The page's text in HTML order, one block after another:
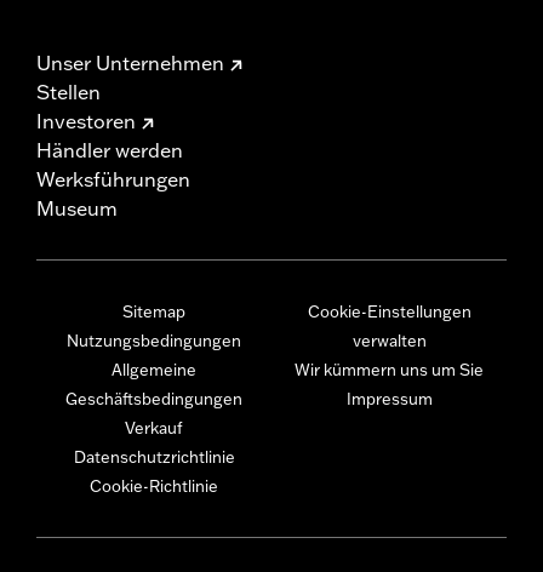
Unser Unternehmen
Stellen
Investoren
Händler werden
Werksführungen
Museum
Sitemap
Nutzungsbedingungen
Allgemeine
Geschäftsbedingungen
Verkauf
Datenschutzrichtlinie
Cookie-Richtlinie
Cookie-Einstellungen
verwalten
Wir kümmern uns um Sie
Impressum